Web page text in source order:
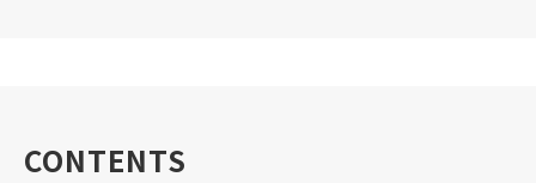
CONTENTS